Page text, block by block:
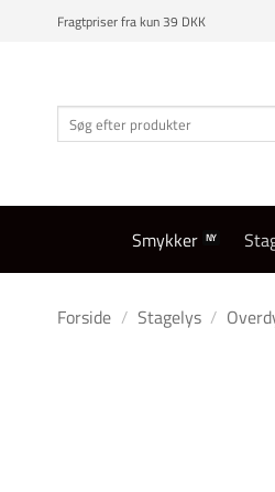
Fragtpriser fra kun 39 DKK
Søg
efter:
Smykker
Forside / Stagelys /